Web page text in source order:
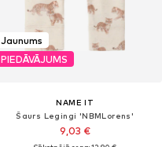
Jaunums
PIEDĀVĀJUMS
NAME IT
Šaurs Legingi 'NBMLorens'
9,03 €